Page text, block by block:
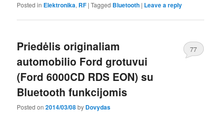
Posted in Elektronika, RF |Tagged Bluetooth | Leave a reply
Priedėlis originaliam
automobilio Ford grotuvui
(Ford 6000CD RDS EON) su
Bluetooth funkcijomis
Posted on2014/03/08by Dovydas
77